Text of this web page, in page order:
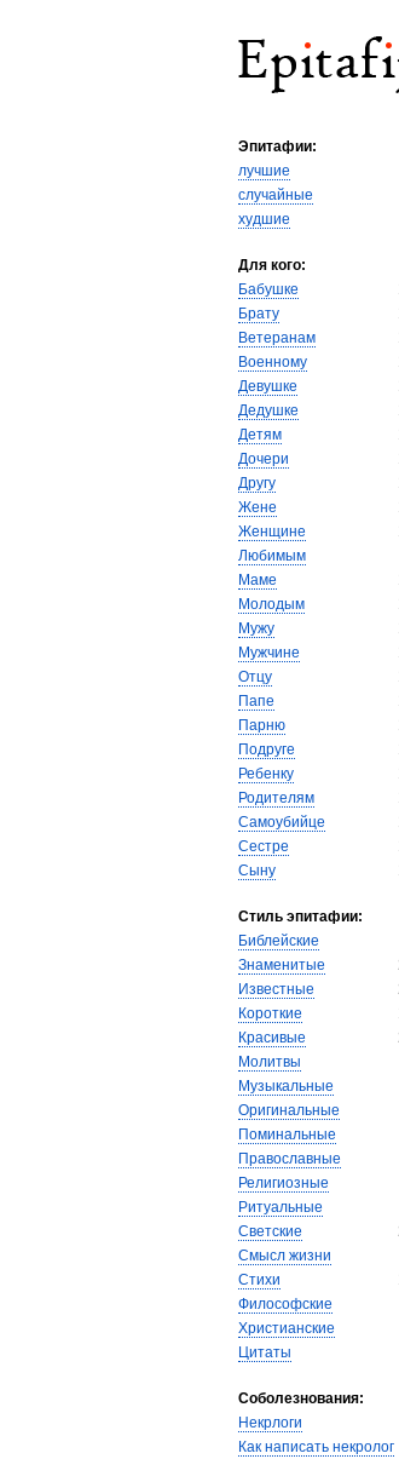
Эпитафии:
лучшие
случайные
худшие
Для кого:
Бабушке
Брату
Ветеранам
Военному
Девушке
Дедушке
Детям
Дочери
Другу
Жене
Женщине
Любимым
Маме
Молодым
Мужу
Мужчине
Отцу
Папе
Парню
Подруге
Ребенку
Родителям
Самоубийце
Сестре
Сыну
Стиль эпитафии:
Библейские
Знаменитые
Известные
Короткие
Красивые
Молитвы
Музыкальные
Оригинальные
Поминальные
Православные
Религиозные
Ритуальные
Светские
Смысл жизни
Стихи
Философские
Христианские
Цитаты
Соболезнования:
Некрлоги
Как написать некролог